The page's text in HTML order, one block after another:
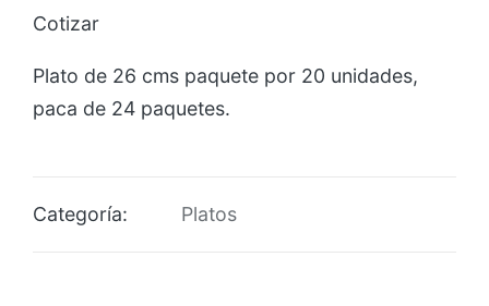
Cotizar
Plato de 26 cms paquete por 20 unidades,
paca de 24 paquetes.
Categoría: Platos